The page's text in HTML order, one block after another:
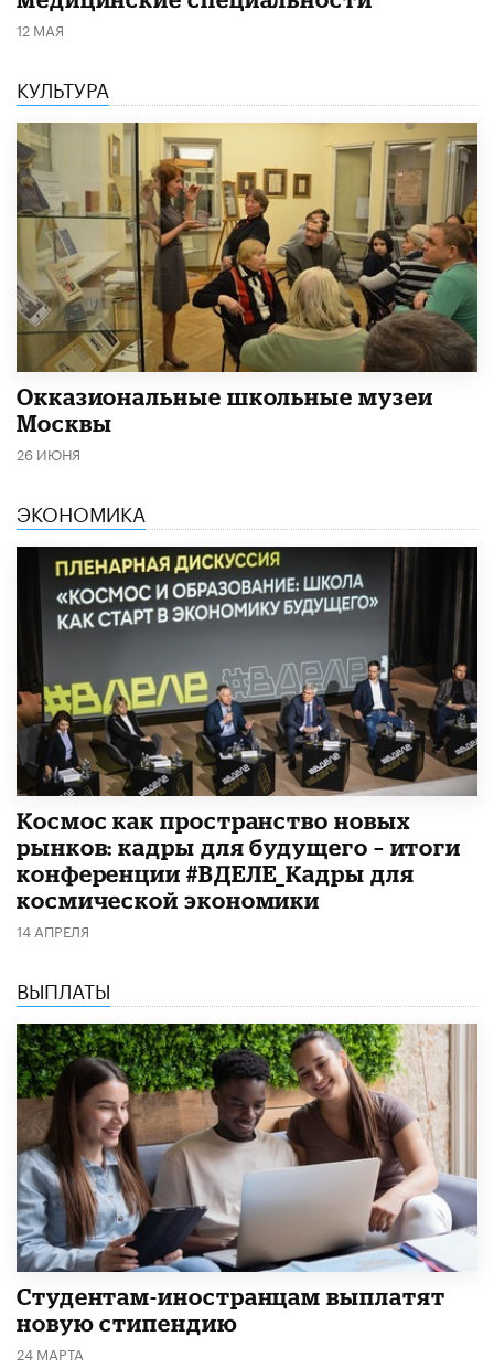
12 МАЯ
КУЛЬТУРА
​Окказиональные школьные музеи
Москвы
26 ИЮНЯ
ЭКОНОМИКА
Космос как пространство новых
рынков: кадры для будущего – итоги
конференции #ВДЕЛЕ_Кадры для
космической экономики
14 АПРЕЛЯ
ВЫПЛАТЫ
Студентам-иностранцам выплатят
новую стипендию
24 МАРТА